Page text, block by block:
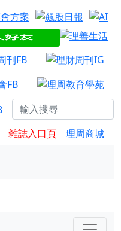
雜誌入口頁 理周商城